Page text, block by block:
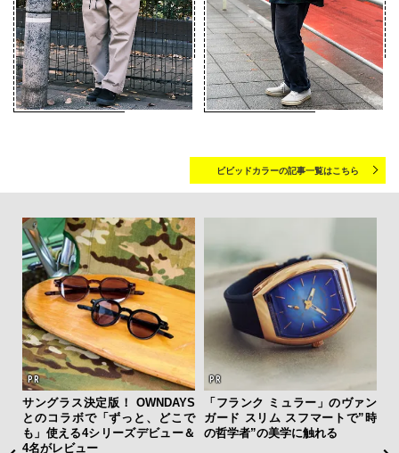
ビビッドカラーの記事一覧はこちら
サングラス決定版！ OWNDAYS
とのコラボで「ずっと、どこで
も」使える4シリーズデビュー＆
4名がレビュー
「フランク ミュラー」のヴァン
ガード スリム スフマートで”時
の哲学者”の美学に触れる
y